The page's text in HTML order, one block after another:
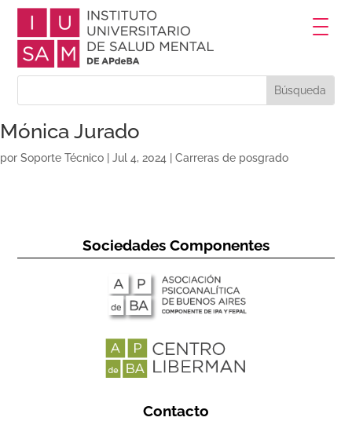
Mónica Jurado
por Soporte Técnico Jul 4, 2024 Carreras de posgrado
Sociedades Componentes
Contacto